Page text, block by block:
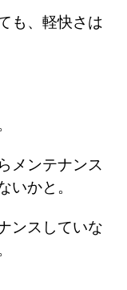
も、軽快さは
メンテナンス
いかと。
ンスしていな